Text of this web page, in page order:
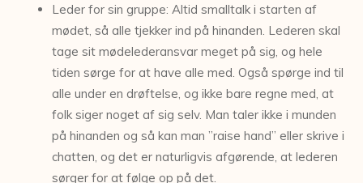
Leder for sin gruppe: Altid smalltalk i starten af
mødet, så alle tjekker ind på hinanden. Lederen skal
tage sit mødelederansvar meget på sig, og hele
tiden sørge for at have alle med. Også spørge ind til
alle under en drøftelse, og ikke bare regne med, at
folk siger noget af sig selv. Man taler ikke i munden
på hinanden og så kan man ”raise hand” eller skrive i
chatten, og det er naturligvis afgørende, at lederen
sørger for at følge op på det.